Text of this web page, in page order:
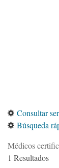
Consultar
Búsqueda
Médicos
1 Resultados